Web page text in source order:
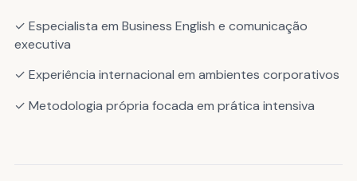
✓ Especialista em Business English e comunicação
executiva
✓ Experiência internacional em ambientes corporativos
✓ Metodologia própria focada em prática intensiva